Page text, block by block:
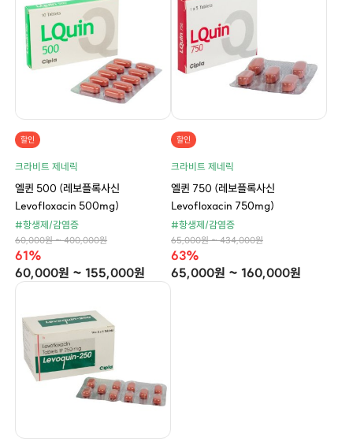
할인
크라비트 제네릭
엘퀸 500 (레보플록사신
Levofloxacin 500mg)
#항생제/감염증
60,000원 ~ 400,000원
61%
60,000원 ~ 155,000원
할인
크라비트 제네릭
엘퀸 750 (레보플록사신
Levofloxacin 750mg)
#항생제/감염증
65,000원 ~ 434,000원
63%
65,000원 ~ 160,000원